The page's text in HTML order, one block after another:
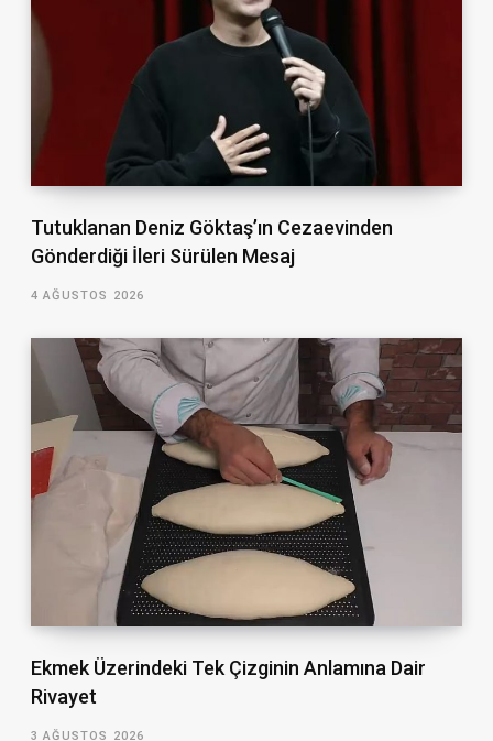
Tutuklanan Deniz Göktaş’ın Cezaevinden
Gönderdiği İleri Sürülen Mesaj
4 AĞUSTOS 2026
Ekmek Üzerindeki Tek Çizginin Anlamına Dair
Rivayet
3 AĞUSTOS 2026